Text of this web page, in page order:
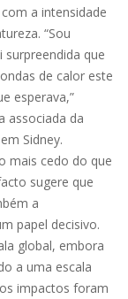
a intensidade
“Sou
surpreendida que
de calor este
esperava,”
associada da
Sidney.
mais cedo do que
sugere que
a
papel decisivo.
global, embora
a uma escala
impactos foram